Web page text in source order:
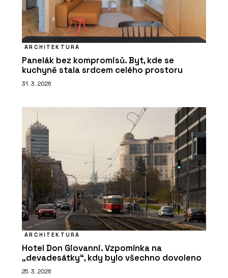
ARCHITEKTURA
Panelák bez kompromisů. Byt, kde se
kuchyně stala srdcem celého prostoru
31. 3. 2026
ARCHITEKTURA
Hotel Don Giovanni. Vzpomínka na
„devadesátky“, kdy bylo všechno dovoleno
25. 3. 2026